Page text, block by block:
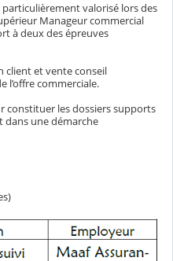
valorisé lors des
Manageur commercial
à deux des épreuves
client et vente conseil
l’offre commerciale.
constituer les dossiers supports
dans une démarche